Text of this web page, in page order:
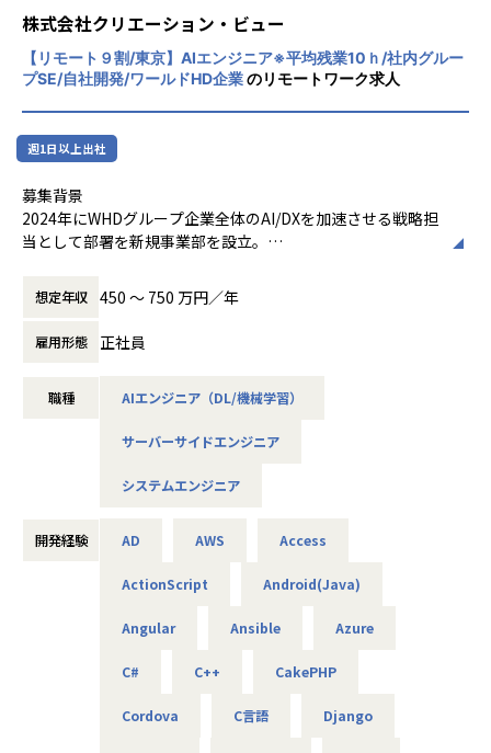
株式会社SBI証券
コクヨ株式会社
株式会社クボタ
株式会社ワコール
東急電鉄株式会社
▼開発事例
株式会社NTTドコモ しゃべってコンシェル（意図解釈サー
第一生命株式会社 健康第一（アプリ開発/アジャイル）
カシオ計算機株式会社 G-SHOCK Connected（腕時計G-SH
OCK連携アプリ）
大正製薬株式会社 RAIZIN（WEBプロモーション、キャン
株式会社SBI証券 取引サイト（サイトリニューアル）
▼実績紹介｜教育向けWebサービス開発（企画〜開発）
サービス企画段階から参画し、システム開発を担当しまし
出版社である顧客にとって、未経験の教育ICTサービスを新
大変大きなチャレンジでした。
以下のような課題が挙げられました。
■Job Description
This is a Senior/Lead backend Developer position with in
ternational team members.
ations to innovate features, manage operations, and fix
bugs.
* Lead technical aspects of backend dashboard projects,
coordinating with stakeholders to ensure smooth progr
ess and timely deliverables.
* Own the quality of the TerraCharge backend system.
* Development of charger control systems using protoc
* Contributing to organizational development, including
The team consists of 28 members, including the CTO.
■Why Join Us?
around 15 software engineers based in Japan. Developm
apan, India, and Thailand.
From the start, Terra Charge has been developed as a gl
engineers. To address Japan's specific market needs, we
nother for international markets.
The Japan-specific version is developed locally, requiring
【EV充電インフラ事業とは？】
電気自動車（EV）に電力を供給し、バッテリ
ーを充電するための充電器を世の中に広める
事業です。
ユーザー別に独自開発による次の3タイプの
・経路充電（50～150kW急速充電器）：自治
体・道の駅向け
設・ホテル・ゴルフ場向け
ォンの専用アプリ一つで充電からクレジット
充電器設置場所のオーナー向けには管理ダッ
両方のサービス提供で、利便性の向上を図っ
ア/リードのフルスタックエンジニアのポジシ
* 開発チームや他部門と協力して新機能の開
* 技術面をリードし、関係者と調整しながら
* ダッシュボードアプリケーションの品質に
株式会社クリエーション・ビュー
【リモート９割/東京】AIエンジニア※平均残業10ｈ/社内グルー
プSE/自社開発/ワールドHD企業のリモートワーク求人
週1日以上出社
募集背景
2024年にWHDグループ企業全体のAI/DXを加速させる戦略担
当として部署を新規事業部を設立。
える多様なビジネス課題に対し、AIを活用したシステム開発
を通じて事業価値の最大化に貢献しています。また外部クラ
イアントの案件も拡大中です。
現在、当部署は10名超の精鋭でAI/DX事業のシステム開発を
ーズは急速に拡大しており、さらなる事業拡大に向けて増員
AIやDXの知見は問わず、ご興味と意欲のある方にぜひ参画い
・大手企業、グループ会社に向けたAIソリューションの開発
・AWSやPythonを用いたAIアプリケーションの作成
・データ基盤の構築並びにデータ活用によるDX化の提案
想定年収 450 〜 750 万円／年
雇用形態 正社員
職種 AIエンジニア（DL/機械学習）
サーバーサイドエンジニア
システムエンジニア
開発経験 AD AWS Access
ActionScript Android(Java)
Angular Ansible Azure
C# C++ CakePHP
Cordova C言語 Django